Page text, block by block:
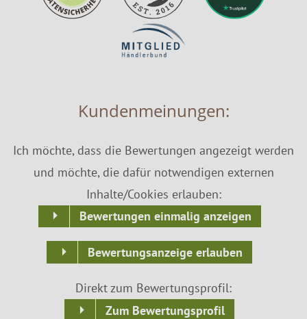
Kundenmeinungen:
Ich möchte, dass die Bewertungen angezeigt werden
und möchte, die dafür notwendigen externen
Inhalte/Cookies erlauben:
Bewertungen einmalig anzeigen
Bewertungsanzeige erlauben
Direkt zum Bewertungsprofil:
Zum Bewertungsprofil